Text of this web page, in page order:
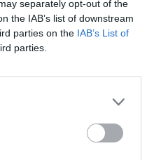
separately opt-out of the
the IAB’s list of downstream
parties on the IAB’s List of
parties.